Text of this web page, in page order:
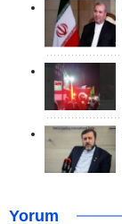
Yorum